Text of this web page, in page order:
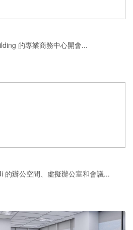
的專業商務中心開會...
的辦公空間、虛擬辦公室和會議...